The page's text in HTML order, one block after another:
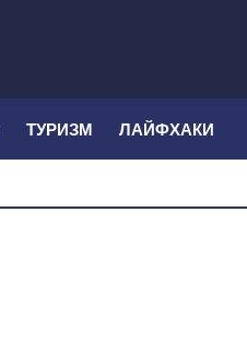
ТУРИЗМ ЛАЙФХАКИ